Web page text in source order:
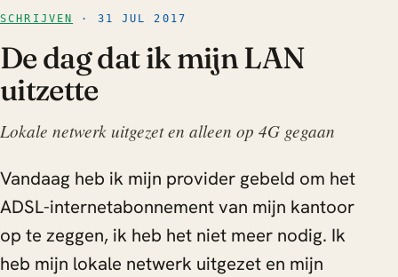
SCHRIJVEN · 31 JUL 2017
De dag dat ik mijn LAN
uitzette
Lokale netwerk uitgezet en alleen op 4G gegaan
Vandaag heb ik mijn provider gebeld om het
ADSL-internetabonnement van mijn kantoor
op te zeggen, ik heb het niet meer nodig. Ik
heb mijn lokale netwerk uitgezet en mijn